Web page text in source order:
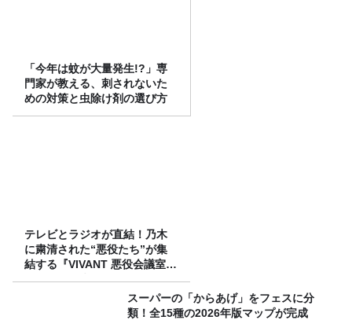
「今年は蚊が大量発生!?」専
門家が教える、刺されないた
めの対策と虫除け剤の選び方
テレビとラジオが直結！乃木
に粛清された“悪役たち”が集
結する『VIVANT 悪役会議室』
7/26(日)23時スタート！
スーパーの「からあげ」をフェスに分
類！全15種の2026年版マップが完成